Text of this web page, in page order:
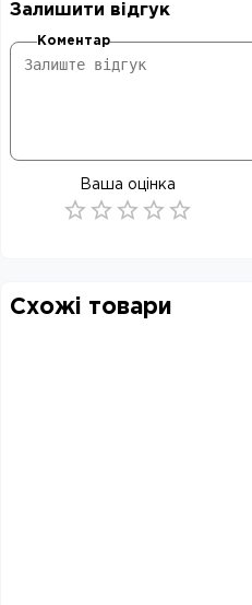
Залишити відгук
Коментар
Ваша оцінка
Схожі товари